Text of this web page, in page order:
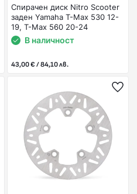
Спирачен диск Nitro Scooter
заден Yamaha T-Max 530 12-
19, T-Max 560 20-24
В наличност
43,00 € / 84,10 лв.